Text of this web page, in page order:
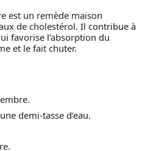
est un remède maison
de cholestérol. Il contribue à
favorise l’absorption du
et le fait chuter.
demi-tasse d’eau.